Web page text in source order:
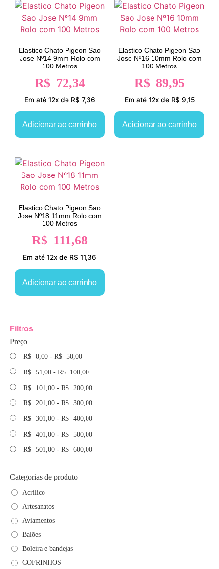
Elastico Chato Pigeon Sao
Jose Nº14 9mm Rolo com
100 Metros
R$ 72,34
Em até 12x de R$ 7,36
Adicionar ao carrinho
Elastico Chato Pigeon Sao
Jose Nº16 10mm Rolo com
100 Metros
R$ 89,95
Em até 12x de R$ 9,15
Adicionar ao carrinho
Elastico Chato Pigeon Sao
Jose Nº18 11mm Rolo com
100 Metros
R$ 111,68
Em até 12x de R$ 11,36
Adicionar ao carrinho
Filtros
Preço
R$ 0,00 - R$ 50,00
R$ 51,00 - R$ 100,00
R$ 101,00 - R$ 200,00
R$ 201,00 - R$ 300,00
R$ 301,00 - R$ 400,00
R$ 401,00 - R$ 500,00
R$ 501,00 - R$ 600,00
Categorias de produto
Acrílico
Artesanatos
Aviamentos
Balões
Boleira e bandejas
COFRINHOS